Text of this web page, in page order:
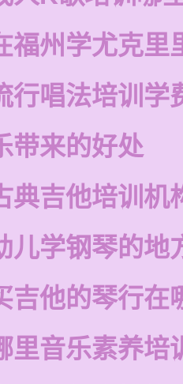
福州学尤克里
行唱法培训学
带来的好处
典吉他培训机
儿学钢琴的地
吉他的琴行在
里音乐素养培